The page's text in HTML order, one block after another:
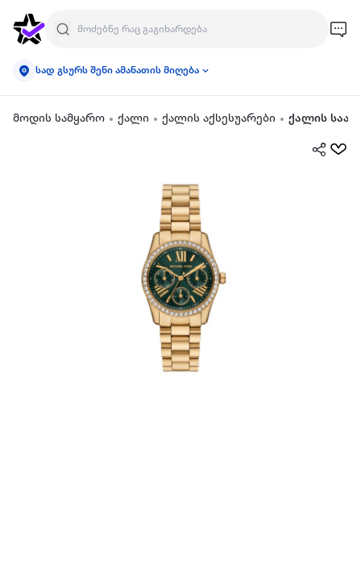
სად გსურს შენი ამანათის მიღება
მოდის სამყარო ქალი ქალის აქსესუარები ქალის